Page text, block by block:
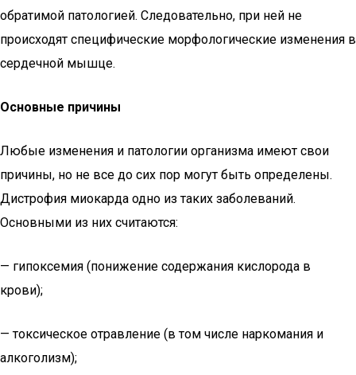
обратимой патологией. Следовательно, при ней не
происходят специфические морфологические изменения в
сердечной мышце.
Основные причины
Любые изменения и патологии организма имеют свои
причины, но не все до сих пор могут быть определены.
Дистрофия миокарда одно из таких заболеваний.
Основными из них считаются:
— гипоксемия (понижение содержания кислорода в
крови);
— токсическое отравление (в том числе наркомания и
алкоголизм);